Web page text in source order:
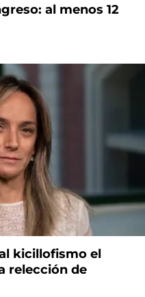
al menos 12
kicillofismo el
relección de